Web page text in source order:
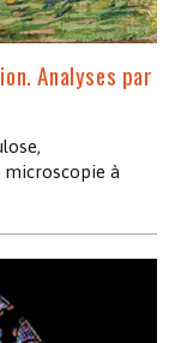
Analyses par
microscopie à